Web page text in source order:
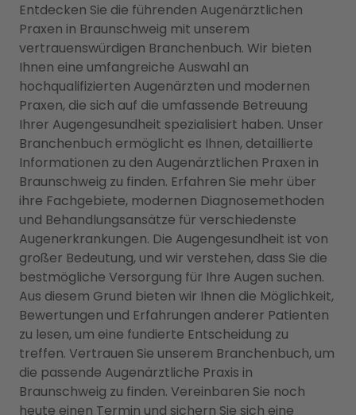
Entdecken Sie die führenden Augenärztlichen
Praxen in Braunschweig mit unserem
vertrauenswürdigen Branchenbuch. Wir bieten
Ihnen eine umfangreiche Auswahl an
hochqualifizierten Augenärzten und modernen
Praxen, die sich auf die umfassende Betreuung
Ihrer Augengesundheit spezialisiert haben. Unser
Branchenbuch ermöglicht es Ihnen, detaillierte
Informationen zu den Augenärztlichen Praxen in
Braunschweig zu finden. Erfahren Sie mehr über
ihre Fachgebiete, modernen Diagnosemethoden
und Behandlungsansätze für verschiedenste
Augenerkrankungen. Die Augengesundheit ist von
großer Bedeutung, und wir verstehen, dass Sie die
bestmögliche Versorgung für Ihre Augen suchen.
Aus diesem Grund bieten wir Ihnen die Möglichkeit,
Bewertungen und Erfahrungen anderer Patienten
zu lesen, um eine fundierte Entscheidung zu
treffen. Vertrauen Sie unserem Branchenbuch, um
die passende Augenärztliche Praxis in
Braunschweig zu finden. Vereinbaren Sie noch
heute einen Termin und sichern Sie sich eine